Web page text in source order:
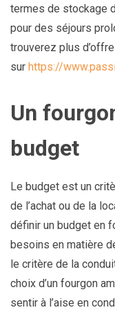
termes de stockage
pour des séjours
trouverez plus
sur https://
Un
budget
Le budget est un
de l’achat ou de la
définir un budget en
besoins en matière
le critère de la
choix d’un fourgon
sentir à l’aise en